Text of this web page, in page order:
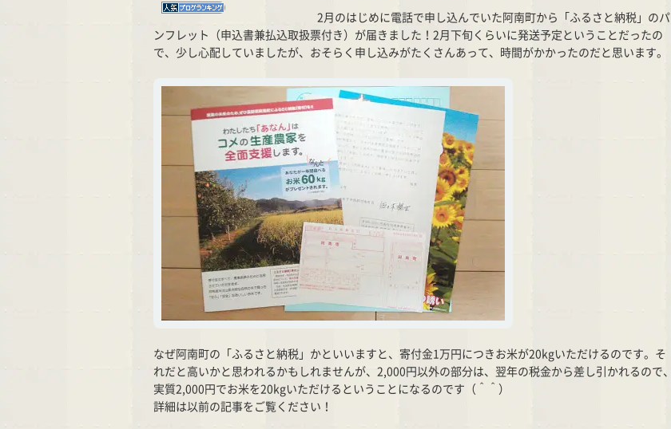
2月のはじめに電話で申し込んでいた阿南町から「ふるさと納税」のパ
ンフレット（申込書兼払込取扱票付き）が届きました！2月下旬くらいに発送予定ということだったの
で、少し心配していましたが、おそらく申し込みがたくさんあって、時間がかかったのだと思います。
なぜ阿南町の「ふるさと納税」かといいますと、寄付金1万円につきお米が20kgいただけるのです。そ
れだと高いかと思われるかもしれませんが、2,000円以外の部分は、翌年の税金から差し引かれるので、
実質2,000円でお米を20kgいただけるということになるのです（＾＾）
詳細は以前の記事をご覧ください！